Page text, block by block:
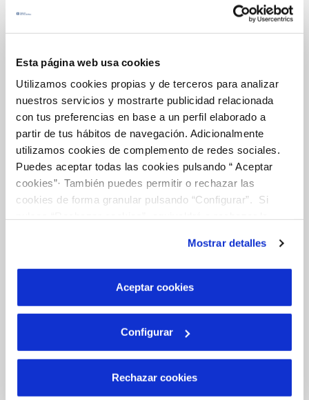
Esta página web usa cookies
Utilizamos cookies propias y de terceros para analizar
nuestros servicios y mostrarte publicidad relacionada
con tus preferencias en base a un perfil elaborado a
partir de tus hábitos de navegación. Adicionalmente
utilizamos cookies de complemento de redes sociales.
Puedes aceptar todas las cookies pulsando “ Aceptar
cookies”· También puedes permitir o rechazar las
cookies de forma granular pulsando “Configurar”. Si
son indispensables para que el sitio web funcione y que
por tanto no se pueden desactivar. Puedes consultar
más información en nuestraPolítica de Cookies
Mostrar detalles
Aceptar cookies
Configurar
Rechazar cookies
COMPROMÍS DE SERVEI
La Teva Aigua
EL NOSTRE PAPER EN EL CICLE URBÀ
QUALITAT
ACTUACIONS A LA XARXA
Coneix-nos